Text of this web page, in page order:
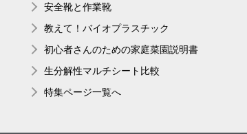
安全靴と作業靴
教えて！バイオプラスチック
初心者さんのための家庭菜園説明書
生分解性マルチシート比較
特集ページ一覧へ